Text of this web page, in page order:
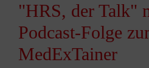
"HRS, der Talk"
Podcast-Folge
MedExTainer